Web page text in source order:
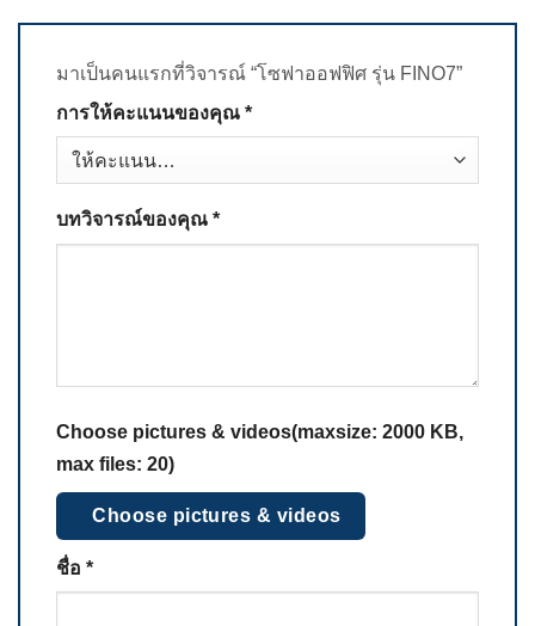
มาเป็นคนแรกที่วิจารณ์ “โซฟาออฟฟิศ รุ่น FINO7”
การให้คะแนนของคุณ *
บทวิจารณ์ของคุณ *
Choose pictures & videos(maxsize: 2000 KB,
max files: 20)
Choose pictures & videos
ชื่อ *